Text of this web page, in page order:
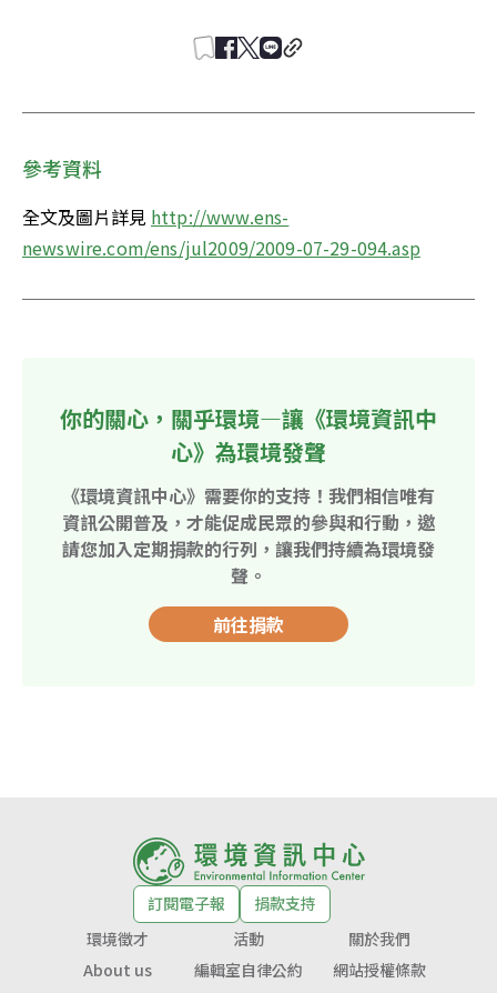
參考資料
全文及圖片詳見 http://www.ens-
newswire.com/ens/jul2009/2009-07-29-094.asp
你的關心，關乎環境—讓《環境資訊中
心》為環境發聲
《環境資訊中心》需要你的支持！我們相信唯有
資訊公開普及，才能促成民眾的參與和行動，邀
請您加入定期捐款的行列，讓我們持續為環境發
聲。
前往捐款
訂閱電子報
捐款支持
環境徵才
活動
關於我們
About us
編輯室自律公約
網站授權條款